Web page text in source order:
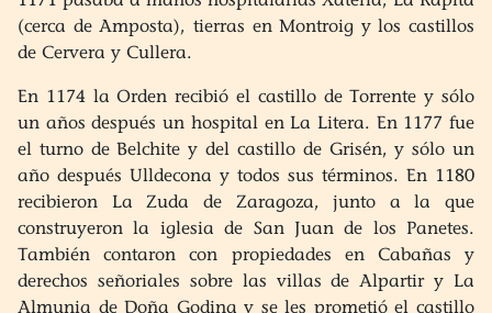
(cerca de Amposta), tierras en Montroig y los castillos
de Cervera y Cullera.
En 1174 la Orden recibió el castillo de Torrente y sólo
un años después un hospital en La Litera. En 1177 fue
el turno de Belchite y del castillo de Grisén, y sólo un
año después Ulldecona y todos sus términos. En 1180
recibieron La Zuda de Zaragoza, junto a la que
construyeron la iglesia de San Juan de los Panetes.
También contaron con propiedades en Cabañas y
derechos señoriales sobre las villas de Alpartir y La
Almunia de Doña Godina y se les prometió el castillo